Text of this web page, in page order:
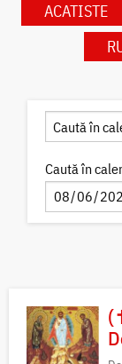
ACATISTE
Caută în